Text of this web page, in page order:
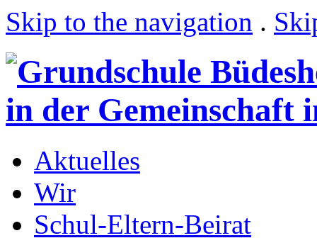
Skip to the navigation .
Aktuelles
Wir
Schul-Eltern-Beirat